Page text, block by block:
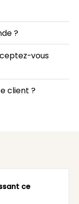
?
vous
client ?
ce